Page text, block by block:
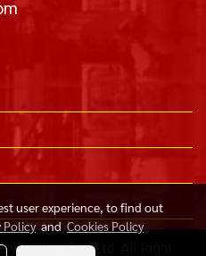
& Sling Co., Ltd. All Right
user experience, to find out
PolicyandCookies Policy